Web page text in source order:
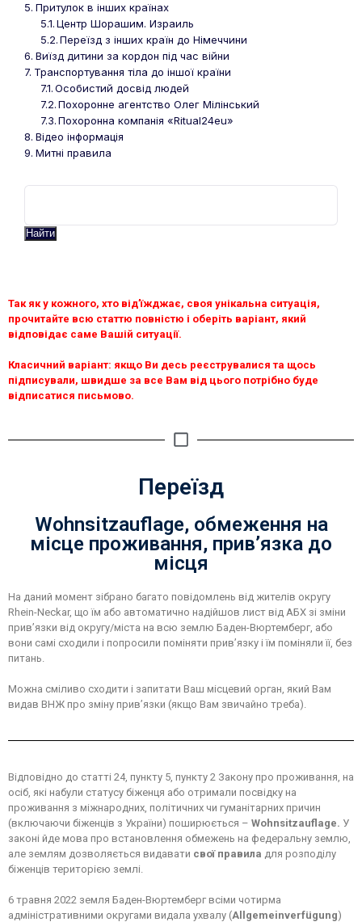
Притулок в інших країнах
Центр Шорашим. Израиль
Переїзд з інших країн до Німеччини
Виїзд дитини за кордон під час війни
Транспортування тіла до іншої країни
Особистий досвід людей
Похоронне агентство Олег Мiлiнський
Похоронна компанія «Ritual24eu»
Відео інформація
Митні правила
Найти
Так як у кожного, хто від’їжджає, своя унікальна ситуація,
прочитайте всю статтю повністю і оберіть варіант, який
відповідає саме Вашій ситуації.
Класичний варіант: якщо Ви десь реєструвалися та щось
підписували, швидше за все Вам від цього потрібно буде
відписатися письмово.
Переїзд​
Wohnsitzauflage, обмеження на
місце проживання, прив’язка до
місця
На даний момент зібрано багато повідомлень від жителів округу
Rhein-Neckar, що їм або автоматично надійшов лист від АБХ зі зміни
прив’язки від округу/міста на всю землю Баден-Вюртемберг, або
вони самі сходили і попросили поміняти прив’язку і їм поміняли її, без
питань.
Mожна сміливо сходити і запитати Ваш місцевий орган, який Вам
видав ВНЖ про зміну прив’язки (якщо Вам звичайно треба).
Відповідно до статті 24, пункту 5, пункту 2 Закону про проживання, на
осіб, які набули статусу біженця або отримали посвідку на
проживання з міжнародних, політичних чи гуманітарних причин
(включаючи біженців з України) поширюється – Wohnsitzauflage. У
законі йде мова про встановлення обмежень на федеральну землю,
але землям дозволяється видавати свої правила для розподілу
біженців територією землі.
6 травня 2022 земля Баден-Вюртемберг всіми чотирма
адміністративними округами видала ухвалу (Allgemeinverfügung)